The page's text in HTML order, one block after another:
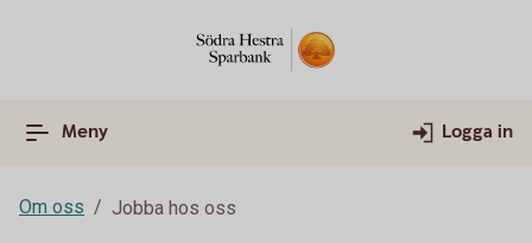
Meny Logga in
Om oss Jobba hos oss